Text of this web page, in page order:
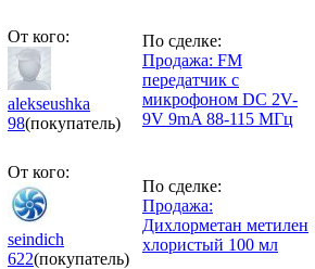
От кого:
alekseushka
98(покупатель)
По сделке:
Продажа: FM
передатчик с
микрофоном DC 2V-
9V 9mA 88-115 МГц
От кого:
seindich
622(покупатель)
По сделке:
Продажа:
Дихлорметан метилен
хлористый 100 мл